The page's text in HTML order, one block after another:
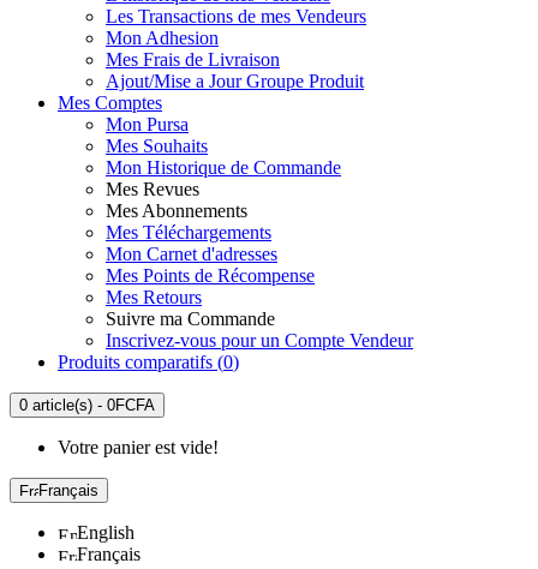
Les Transactions de mes Vendeurs
Mon Adhesion
Mes Frais de Livraison
Ajout/Mise a Jour Groupe Produit
Mes Comptes
Mon Pursa
Mes Souhaits
Mon Historique de Commande
Mes Revues
Mes Abonnements
Mes Téléchargements
Mon Carnet d'adresses
Mes Points de Récompense
Mes Retours
Suivre ma Commande
Inscrivez-vous pour un Compte Vendeur
Produits comparatifs (0)
0 article(s) - 0FCFA
Votre panier est vide!
Français
English
Français